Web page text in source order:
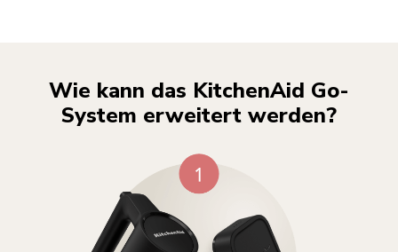
Wie kann das KitchenAid Go-
System erweitert werden?